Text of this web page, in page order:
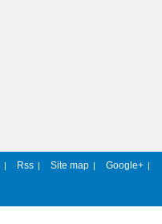
| Rss | Site map | Google+ |